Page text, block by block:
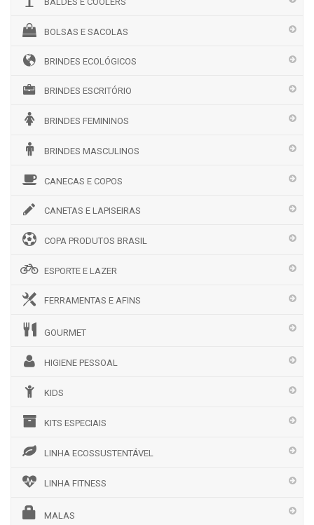
BOLSAS E SACOLAS
BRINDES ECOLÓGICOS
BRINDES ESCRITÓRIO
BRINDES FEMININOS
BRINDES MASCULINOS
CANECAS E COPOS
CANETAS E LAPISEIRAS
COPA PRODUTOS BRASIL
ESPORTE E LAZER
FERRAMENTAS E AFINS
GOURMET
HIGIENE PESSOAL
KIDS
KITS ESPECIAIS
LINHA ECOSSUSTENTÁVEL
LINHA FITNESS
MALAS